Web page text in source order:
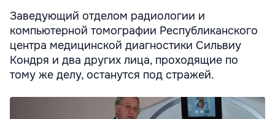
Заведующий отделом радиологии и
компьютерной томографии Республиканского
центра медицинской диагностики Сильвиу
Кондря и два других лица, проходящие по
тому же делу, останутся под стражей.